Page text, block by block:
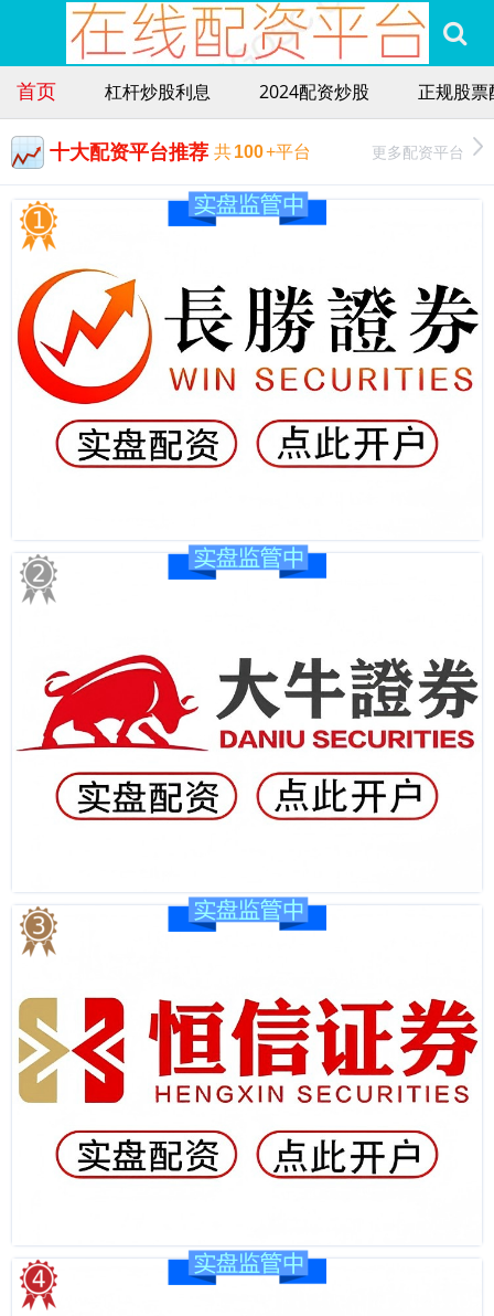
首页 杠杆炒股利息 2024配资炒股 正规股票
十大配资平台推荐 共100+平台 更多配资平台